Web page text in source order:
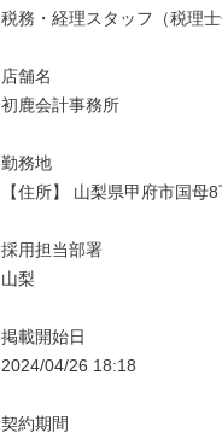
税務・経理スタッフ（税理士
店舗名
初鹿会計事務所
勤務地
【住所】 山梨県甲府市国母
採用担当部署
山梨
掲載開始日
2024/04/26 18:18
契約期間